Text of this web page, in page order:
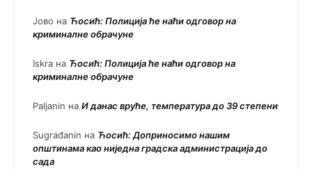
Јово на Ћосић: Полиција ће наћи одговор на
криминалне обрачуне
Iskra на Ћосић: Полиција ће наћи одговор на
криминалне обрачуне
Paljanin на И данас вруће, температура до 39 степени
Sugrađanin на Ћосић: Доприносимо нашим
општинама као ниједна градска администрација до
сада